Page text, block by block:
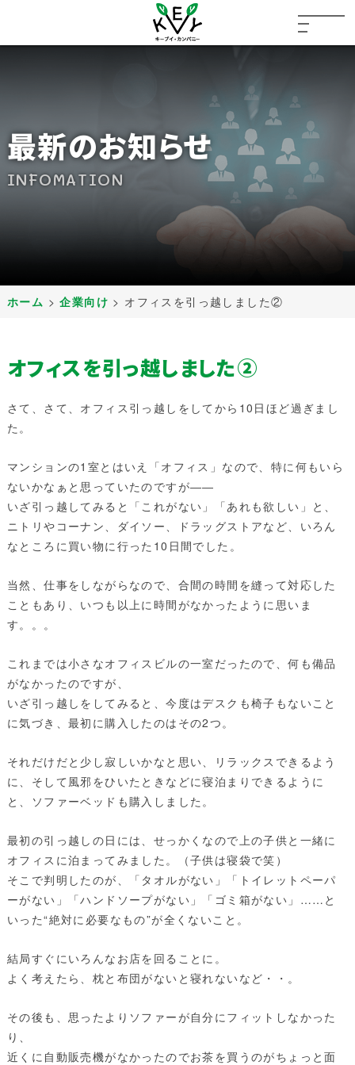
最新のお知らせ
INFOMATION
ホーム >企業向け > オフィスを引っ越しました②
オフィスを引っ越しました②
さて、さて、オフィス引っ越しをしてから10日ほど過ぎまし
た。
マンションの1室とはいえ「オフィス」なので、特に何もいら
ないかなぁと思っていたのですが――
いざ引っ越してみると「これがない」「あれも欲しい」と、
ニトリやコーナン、ダイソー、ドラッグストアなど、いろん
なところに買い物に行った10日間でした。
当然、仕事をしながらなので、合間の時間を縫って対応した
こともあり、いつも以上に時間がなかったように思いま
す。。。
これまでは小さなオフィスビルの一室だったので、何も備品
がなかったのですが、
いざ引っ越しをしてみると、今度はデスクも椅子もないこと
に気づき、最初に購入したのはその2つ。
それだけだと少し寂しいかなと思い、リラックスできるよう
に、そして風邪をひいたときなどに寝泊まりできるように
と、ソファーベッドも購入しました。
最初の引っ越しの日には、せっかくなので上の子供と一緒に
オフィスに泊まってみました。（子供は寝袋で笑）
そこで判明したのが、「タオルがない」「トイレットペーパ
ーがない」「ハンドソープがない」「ゴミ箱がない」……と
いった“絶対に必要なもの”が全くないこと。
結局すぐにいろんなお店を回ることに。
よく考えたら、枕と布団がないと寝れないなど・・。
その後も、思ったよりソファーが自分にフィットしなかった
り、
近くに自動販売機がなかったのでお茶を買うのがちょっと面